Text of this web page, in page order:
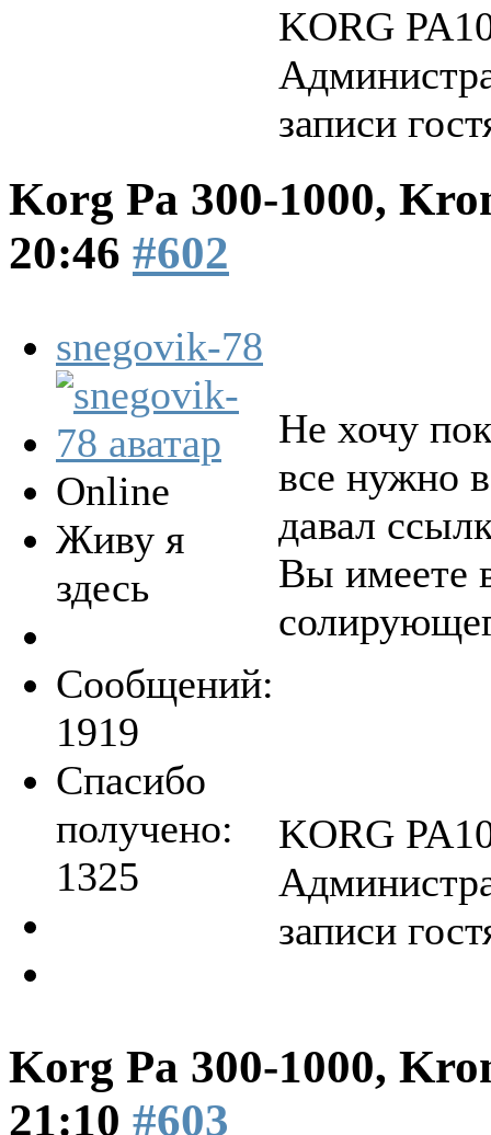
KORG
записи
Korg Pa 300-1000,
20:46 #602
snegovik-78
Online
Живу я
здесь
Сообщений:
1919
Спасибо
получено:
1325
Не хочу
все нужно
давал
Вы имеете
KORG
записи
Korg Pa 300-1000,
21:10 #603